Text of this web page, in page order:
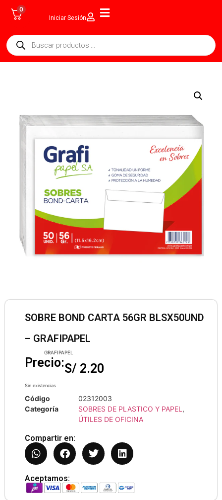
0
Iniciar Sesión
SOBRE BOND CARTA 56GR BLSX50UND
– GRAFIPAPEL
GRAFIPAPEL
Precio:S/ 2.20
Sin existencias
Código
02312003
Categoría
SOBRES DE PLASTICO Y PAPEL ,
ÚTILES DE OFICINA
Compartir en:
Aceptamos: